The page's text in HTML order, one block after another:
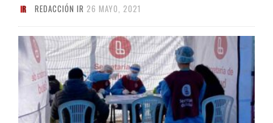
REDACCIÓN IR 26 MAYO, 2021